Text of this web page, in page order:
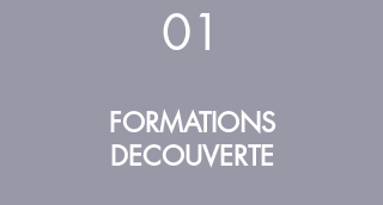
01
FORMATIONS
DECOUVERTE